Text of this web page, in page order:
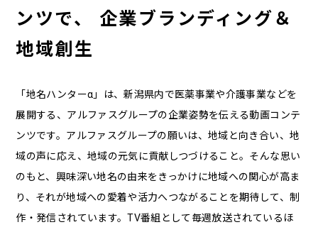
ンツで、 企業ブランディング＆
地域創生
「地名ハンターα」は、新潟県内で医薬事業や介護事業などを
展開する、アルファスグループの企業姿勢を伝える動画コンテ
ンツです。アルファスグループの願いは、地域と向き合い、地
域の声に応え、地域の元気に貢献しつづけること。そんな思い
のもと、興味深い地名の由来をきっかけに地域への関心が高ま
り、それが地域への愛着や活力へつながることを期待して、制
作・発信されています。TV番組として毎週放送されているほ